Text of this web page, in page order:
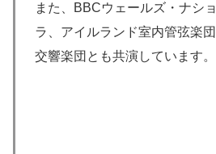
また、BBCウェールズ・ナシ
ラ、アイルランド室内管弦楽
交響楽団とも共演しています。